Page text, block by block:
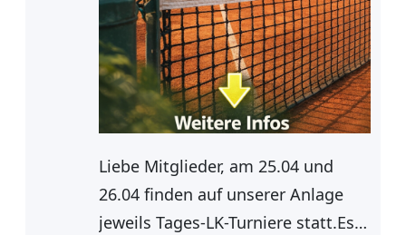
Liebe Mitglieder, am 25.04 und
26.04 finden auf unserer Anlage
jeweils Tages-LK-Turniere statt.Es